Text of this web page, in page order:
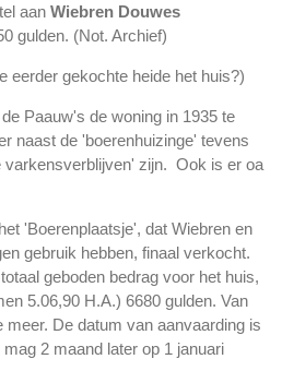
aan Wiebren Douwes
gulden. (Not. Archief)
eerder gekochte heide het huis?)
Paauw's de woning in 1935 te
naast de 'boerenhuizinge' tevens
varkensverblijven' zijn. Ook is er oa
'Boerenplaatsje', dat Wiebren en
gebruik hebben, finaal verkocht.
geboden bedrag voor het huis,
5.06,90 H.A.) 6680 gulden. Van
meer. De datum van aanvaarding is
2 maand later op 1 januari